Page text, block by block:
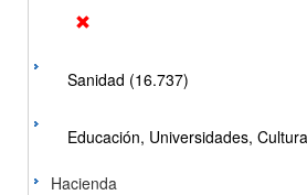
Sanidad (16.737)
Educación, Universidades,
Hacienda